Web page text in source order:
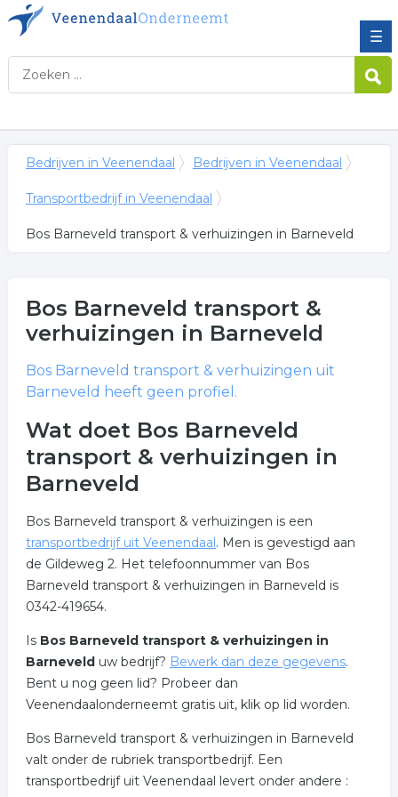
☰
Bedrijven in Veenendaal Bedrijven in Veenendaal
Transportbedrijf in Veenendaal
Bos Barneveld transport & verhuizingen in Barneveld
Bos Barneveld transport &
verhuizingen in Barneveld
Bos Barneveld transport & verhuizingen uit
Barneveld heeft geen profiel.
Wat doet Bos Barneveld
transport & verhuizingen in
Barneveld
Bos Barneveld transport & verhuizingen is een
transportbedrijf uit Veenendaal. Men is gevestigd aan
de Gildeweg 2. Het telefoonnummer van Bos
Barneveld transport & verhuizingen in Barneveld is
0342-419654.
Is Bos Barneveld transport & verhuizingen in
Barnevelduw bedrijf? Bewerk dan deze gegevens.
Bent u nog geen lid? Probeer dan
Veenendaalonderneemt gratis uit, klik op lid worden.
Bos Barneveld transport & verhuizingen in Barneveld
valt onder de rubriek transportbedrijf. Een
transportbedrijf uit Veenendaal levert onder andere :